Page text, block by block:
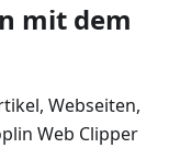
mit dem
Webseiten,
Web Clipper